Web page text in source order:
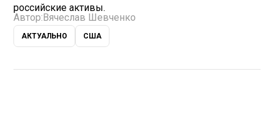
российские активы.
Автор: Вячеслав Шевченко
АКТУАЛЬНО США